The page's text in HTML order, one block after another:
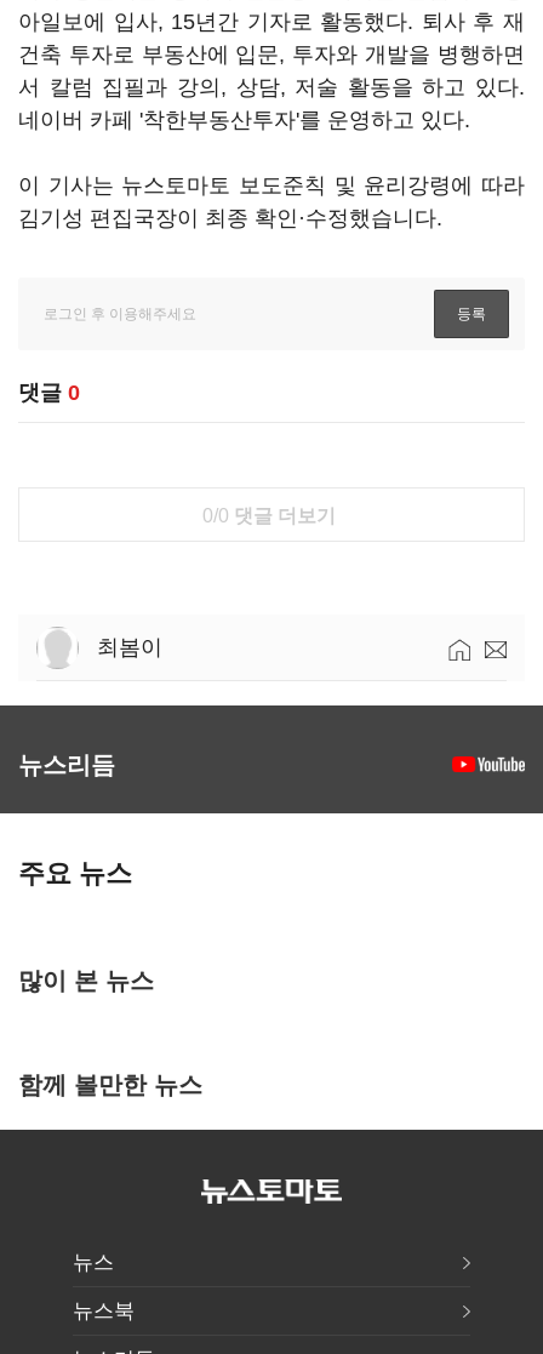
아일보에 입사, 15년간 기자로 활동했다. 퇴사 후 재
건축 투자로 부동산에 입문, 투자와 개발을 병행하면
서 칼럼 집필과 강의, 상담, 저술 활동을 하고 있다.
네이버 카페 '착한부동산투자'를 운영하고 있다.
이 기사는 뉴스토마토 보도준칙 및 윤리강령에 따라
김기성 편집국장이 최종 확인·수정했습니다.
댓글 0
0/0 댓글 더보기
최봄이
뉴스리듬
주요 뉴스
많이 본 뉴스
함께 볼만한 뉴스
뉴스
뉴스북